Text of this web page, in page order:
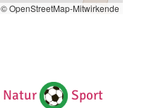
© OpenStreetMap-Mitwirkende
Natur Sport